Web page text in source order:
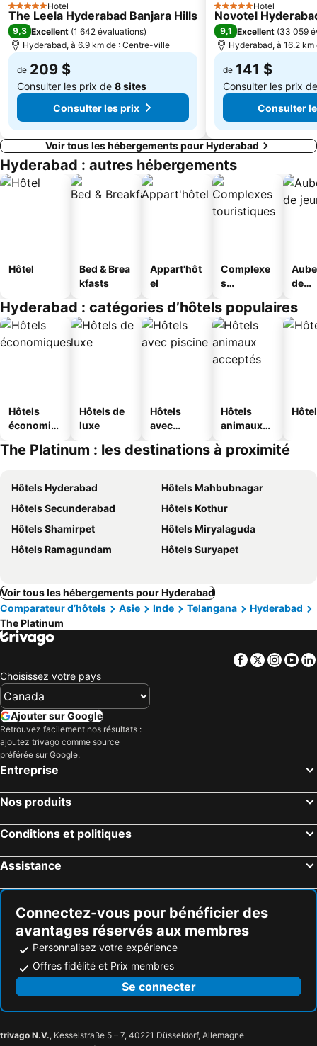
5 Étoiles Hotel
The Leela Hyderabad Banjara Hills
9,3 Excellent (1 642 évaluations)
Hyderabad, à 6.9 km de : Centre-ville
de 209 $
Consulter les prix de 8 sites
Consulter les prix
5 ÉtoilesHotel
Novotel
9,1 Excellent (33 059
Hyderabad, à 16.2
de 141 $
Consulter les prix
Consulter
Voir tous les hébergements pour Hyderabad
Hyderabad : autres hébergements
Hôtel
Bed & Brea
kfasts
Appart'hôt
el
Complexe
s
s
de
Hyderabad : catégories d’hôtels populaires
Hôtels
économiq
Hôtels de
luxe
Hôtels
avec
Hôtels
animaux
The Platinum : les destinations à proximité
Hôtels Hyderabad
Hôtels Mahbubnagar
Hôtels Secunderabad
Hôtels Kothur
Hôtels Shamirpet
Hôtels Miryalaguda
Hôtels Ramagundam
Hôtels Suryapet
Voir tous les hébergements pour Hyderabad
Comparateur d’hôtels
Asie Inde Telangana
Hyderabad
The Platinum
Facebook
Twitter
Choisissez votre pays
Ajouter sur Google
Retrouvez facilement nos résultats :
ajoutez trivago comme source
préférée sur Google.
Entreprise
Nos produits
Conditions et politiques
Assistance
Connectez-vous pour bénéficier des
avantages réservés aux membres
Personnalisez votre expérience
Offres fidélité et Prix membres
Se connecter
trivago N.V., Kesselstraße 5 – 7, 40221 Düsseldorf, Allemagne